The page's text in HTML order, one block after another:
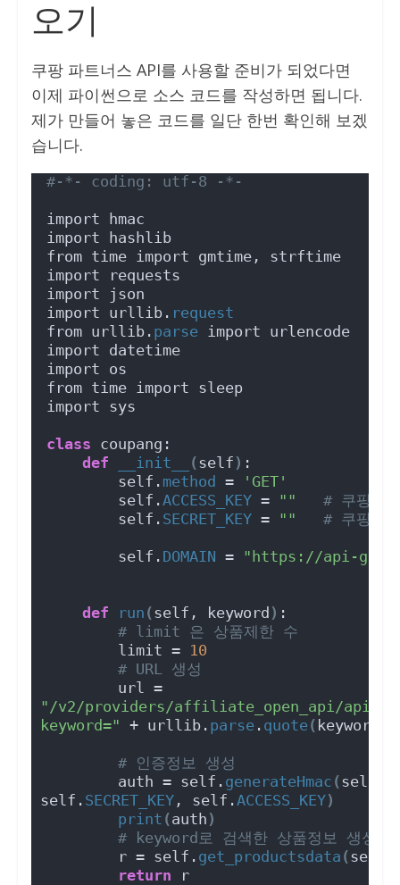
오기
쿠팡 파트너스 API를 사용할 준비가 되었다면
이제 파이썬으로 소스 코드를 작성하면 됩니다.
제가 만들어 놓은 코드를 일단 한번 확인해 보겠
습니다.
#-*- coding: utf-8 -*-
import hmac
import hashlib
from time import gmtime, strftime
import requests
import json
import urllib. request
from urllib. parse import urlencode
import datetime
import os
from time import sleep
import sys
class coupang:
def
__init__ (self ) :
        self.
method =
'GET'
        self.
ACCESS_KEY = ""
# 쿠팡
        self.
SECRET_KEY = "" # 쿠팡
        self.
DOMAIN = "https://api-
def run (self, keyword ) :
# limit 은 상품제한 수
        limit =
10
# URL 생성
        url =
"/v2/providers/affiliate_open_api/apis/
keyword=" + urllib. parse. quote( keyword
# 인증정보 생성
        auth = self.
generateHmac (self.
self. SECRET_KEY, self.ACCESS_KEY)
print (auth )
# keyword로 검색한 상품정보 생성
        r = self.
get_productsdata (self.
return r